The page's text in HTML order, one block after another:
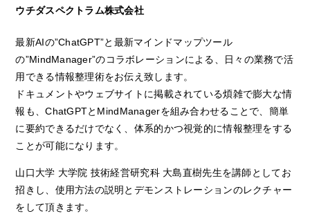
ウチダスペクトラム株式会社
最新AIの”ChatGPT”と最新マインドマップツール
の”MindManager”のコラボレーションによる、日々の業務で活
用できる情報整理術をお伝え致します。
ドキュメントやウェブサイトに掲載されている煩雑で膨大な情
報も、ChatGPTとMindManagerを組み合わせることで、簡単
に要約できるだけでなく、体系的かつ視覚的に情報整理をする
ことが可能になります。
山口大学 大学院 技術経営研究科 大島直樹先生を講師としてお
招きし、使用方法の説明とデモンストレーションのレクチャー
をして頂きます。